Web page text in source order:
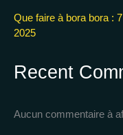
Que faire à bora bora :
2025
Recent
Aucun commentaire à